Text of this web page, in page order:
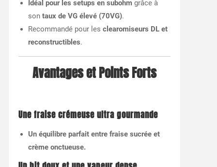
Idéal pour les setups en subohmgrâce à
son taux de VG élevé (70VG).
Recommandé pour les clearomiseurs DL et
reconstructibles.
Avantages et Points Forts
Une fraise crémeuse ultra gourmande
Un équilibre parfait entre fraise sucrée et
crème onctueuse.